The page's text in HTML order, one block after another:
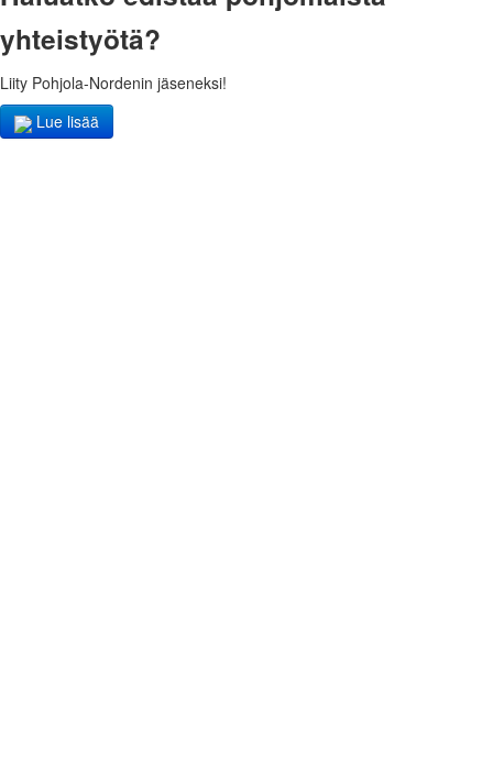
yhteistyötä?
Liity Pohjola-Nordenin jäseneksi!
Lue lisää